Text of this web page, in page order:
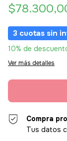
3 cuotas sin
10% de
Ver más detalles
Compra
Tus datos